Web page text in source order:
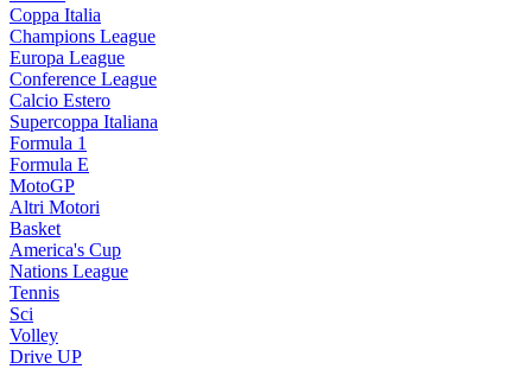
Coppa Italia
Champions League
Europa League
Conference League
Calcio Estero
Supercoppa Italiana
Formula 1
Formula E
MotoGP
Altri Motori
Basket
America's Cup
Nations League
Tennis
Sci
Volley
Drive UP